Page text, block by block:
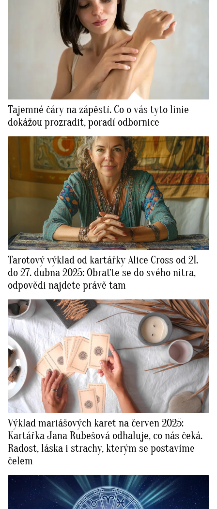
Tajemné čáry na zápěstí. Co o vás tyto linie
dokážou prozradit, poradí odbornice
Tarotový výklad od kartářky Alice Cross od 21.
do 27. dubna 2025: Obraťte se do svého nitra,
odpovědi najdete právě tam
Výklad mariášových karet na červen 2025:
Kartářka Jana Rubešová odhaluje, co nás čeká.
Radost, láska i strachy, kterým se postavíme
čelem